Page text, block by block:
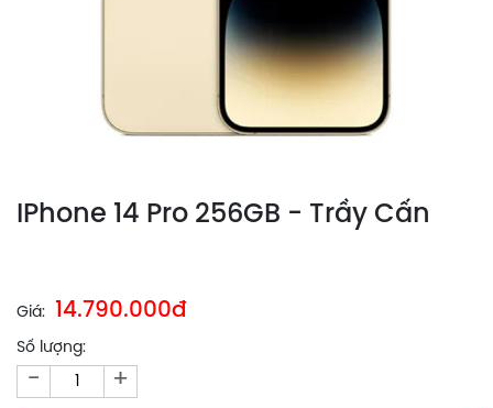
IPhone 14 Pro 256GB - Trầy Cấn
Giá: 14.790.000đ
Số lượng:
- +